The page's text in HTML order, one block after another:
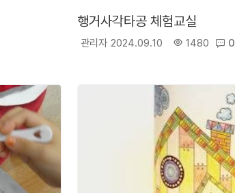
행거사각타공 체험교실
관리자 2024.09.10 1480 0